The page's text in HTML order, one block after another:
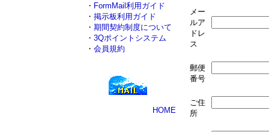
・ FormMail利用ガイド
・ 掲示板利用ガイド
・ 期間契約制度について
・ 3Qポイントシステム
・ 会員規約
HOME
メー
ルア
ドレ
ス
郵便
番号
ご住
所